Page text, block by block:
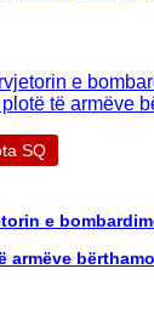
SQ
e
armëve